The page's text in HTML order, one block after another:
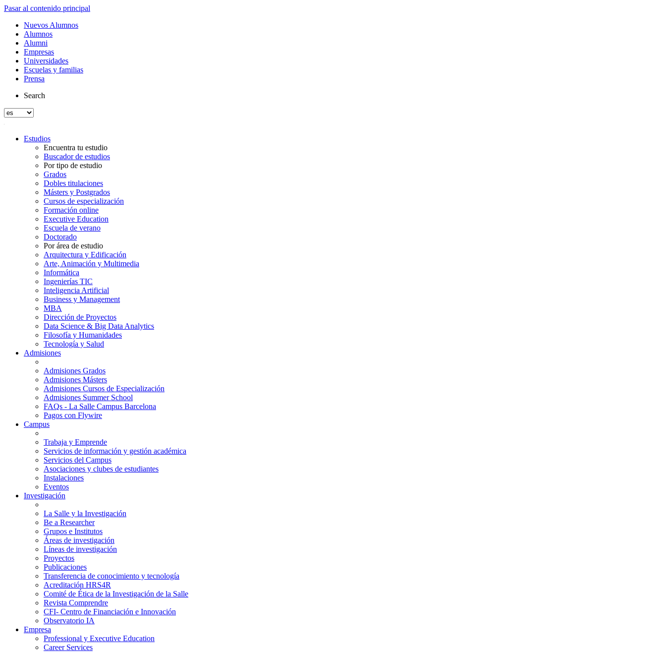
Pasar al contenido principal
Nuevos Alumnos
Alumnos
Alumni
Empresas
Universidades
Escuelas y familias
Prensa
Search
Estudios
Encuentra tu estudio
Buscador de estudios
Por tipo de estudio
Grados
Dobles titulaciones
Másters y Postgrados
Cursos de especialización
Formación online
Executive Education
Escuela de verano
Doctorado
Por área de estudio
Arquitectura y Edificación
Arte, Animación y Multimedia
Informática
Ingenierías TIC
Inteligencia Artificial
Business y Management
MBA
Dirección de Proyectos
Data Science & Big Data Analytics
Filosofía y Humanidades
Tecnología y Salud
Admisiones
Admisiones Grados
Admisiones Másters
Admisiones Cursos de Especialización
Admisiones Summer School
FAQs - La Salle Campus Barcelona
Pagos con Flywire
Campus
Trabaja y Emprende
Servicios de información y gestión académica
Servicios del Campus
Asociaciones y clubes de estudiantes
Instalaciones
Eventos
Investigación
La Salle y la Investigación
Be a Researcher
Grupos e Institutos
Áreas de investigación
Líneas de investigación
Proyectos
Publicaciones
Transferencia de conocimiento y tecnología
Acreditación HRS4R
Comité de Ética de la Investigación de la Salle
Revista Comprendre
CFI- Centro de Financiación e Innovación
Observatorio IA
Empresa
Professional y Executive Education
Career Services